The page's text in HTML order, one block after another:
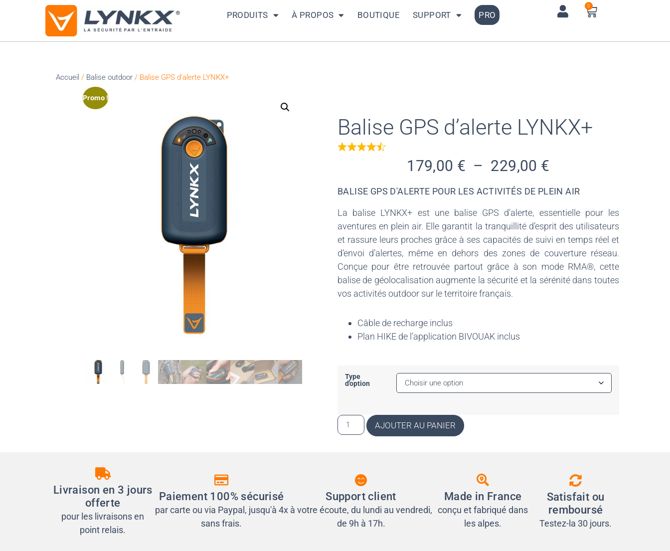
PRODUITS À PROPOS BOUTIQUE SUPPORT PRO
0
Accueil / Balise outdoor / Balise GPS d’alerte LYNKX+
Promo !
Balise GPS d’alerte LYNKX+
179,00 € – 229,00 €
BALISE GPS D'ALERTE POUR LES ACTIVITÉS DE PLEIN AIR
La balise LYNKX+ est une balise GPS d’alerte, essentielle pour les
aventures en plein air. Elle garantit la tranquillité d’esprit des utilisateurs
et rassure leurs proches grâce à ses capacités de suivi en temps réel et
d’envoi d’alertes, même en dehors des zones de couverture réseau.
Conçue pour être retrouvée partout grâce à son mode RMA®, cette
balise de géolocalisation augmente la sécurité et la sérénité dans toutes
vos activités outdoor sur le territoire français.
Câble de recharge inclus
Plan HIKE de l’application BIVOUAK inclus
Type
d'option
AJOUTER AU PANIER
Livraison en 3 jours
offerte
pour les livraisons en
point relais.
Paiement 100% sécurisé
par carte ou via Paypal, jusqu'à 4x
sans frais.
Support client
à votre écoute, du lundi au vendredi,
de 9h à 17h.
Made in France
conçu et fabriqué dans
les alpes.
Satisfait ou
remboursé
Testez-la 30 jours.